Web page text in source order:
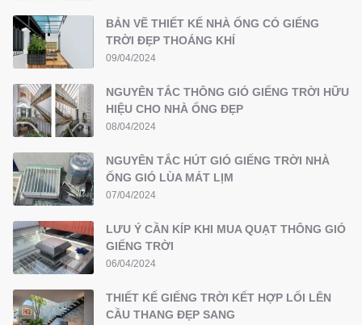
BẢN VẼ THIẾT KẾ NHÀ ỐNG CÓ GIẾNG
TRỜI ĐẸP THOÁNG KHÍ
09/04/2024
NGUYÊN TẮC THÔNG GIÓ GIẾNG TRỜI HỮU
HIỆU CHO NHÀ ỐNG ĐẸP
08/04/2024
NGUYÊN TẮC HÚT GIÓ GIẾNG TRỜI NHÀ
ỐNG GIÓ LÙA MÁT LỊM
07/04/2024
LƯU Ý CẦN KÍP KHI MUA QUẠT THÔNG GIÓ
GIẾNG TRỜI
06/04/2024
THIẾT KẾ GIẾNG TRỜI KẾT HỢP LỐI LÊN
CẦU THANG ĐẸP SANG